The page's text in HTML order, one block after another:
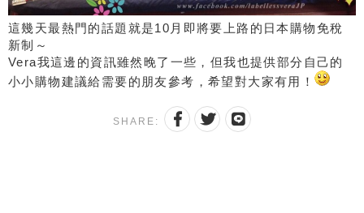
這幾天最熱門的話題就是10月即將要上路的日本購物免稅
新制～
Vera我這邊的資訊雖然晚了一些，但我也提供部分自己的
小小購物建議給需要的朋友參考，希望對大家有用！
SHARE: